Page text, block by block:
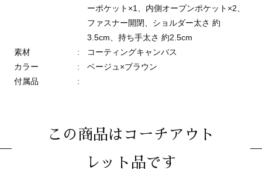
ーポケット×1、内側オープンポケット×2、
ファスナー開閉、ショルダー太さ 約
3.5cm、持ち手太さ 約2.5cm
素材
:
コーティングキャンバス
カラー
:
ベージュ×ブラウン
付属品
:
この商品はコーチアウト
レット品です